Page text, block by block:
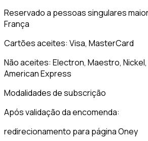
Reservado a pessoas singulares
França
Cartões aceites: Visa, MasterCard
Não aceites: Electron, Maestro,
American Express
Modalidades de subscrição
Após validação da encomenda:
redirecionamento para página Oney